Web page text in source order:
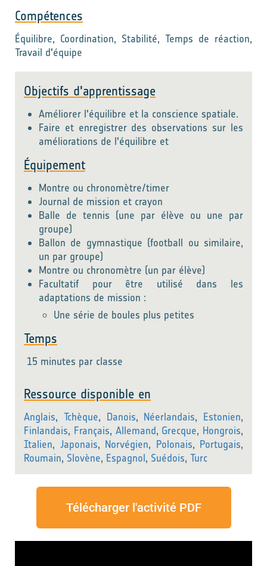
Compétences
Équilibre, Coordination, Stabilité, Temps de réaction,
Travail d'équipe
Objectifs d'apprentissage
Améliorer l'équilibre et la conscience spatiale.
Faire et enregistrer des observations sur les
améliorations de l'équilibre et
Équipement
Montre ou chronomètre/timer
Journal de mission et crayon
Balle de tennis (une par élève ou une par
groupe)
Ballon de gymnastique (football ou similaire,
un par groupe)
Montre ou chronomètre (un par élève)
Facultatif pour être utilisé dans les
adaptations de mission :
Une série de boules plus petites
Temps
15 minutes par classe
Ressource disponible en
Anglais, Tchèque, Danois, Néerlandais, Estonien,
Finlandais, Français, Allemand, Grecque, Hongrois,
Italien, Japonais, Norvégien, Polonais, Portugais,
Roumain, Slovène, Espagnol, Suédois, Turc
Télécharger l'activité PDF